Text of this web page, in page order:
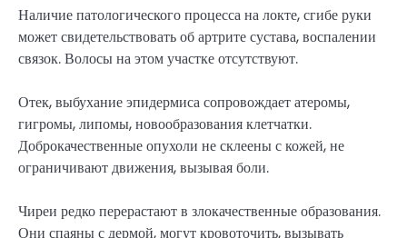
Наличие патологического процесса на локте, сгибе руки
может свидетельствовать об артрите сустава, воспалении
связок. Волосы на этом участке отсутствуют.
Отек, выбухание эпидермиса сопровождает атеромы,
гигромы, липомы, новообразования клетчатки.
Доброкачественные опухоли не склеены с кожей, не
ограничивают движения, вызывая боли.
Чиреи редко перерастают в злокачественные образования.
Они спаяны с дермой, могут кровоточить, вызывать